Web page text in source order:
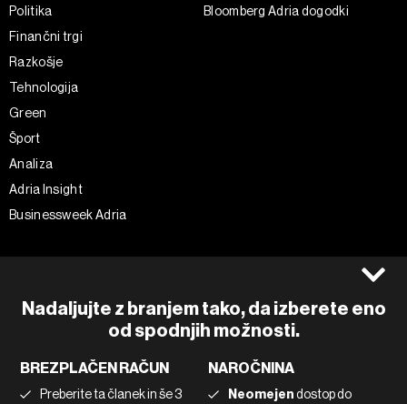
Nadaljujte z branjem tako, da izberete eno
od spodnjih možnosti.
BREZPLAČEN RAČUN
Preberite ta članek in še 3
NAROČNINA
Neomejendostop do
Politika
Finančni trgi
Razkošje
Tehnologija
Green
Šport
Analiza
Adria Insight
Businessweek Adria
Bloomberg Adria dogodki
Piškotki
Marketing
Uporaba umetne inteligence
Instagram
Linkedin
Tiktok